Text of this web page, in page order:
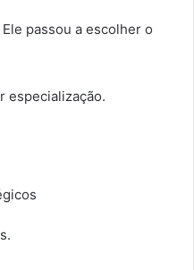
passou a escolher o
especialização.